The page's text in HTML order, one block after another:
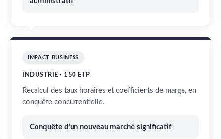
IMPACT BUSINESS
INDUSTRIE · 150 ETP
Recalcul des taux horaires et coefficients de marge, en
conquête concurrentielle.
Conquête d’un nouveau marché significatif